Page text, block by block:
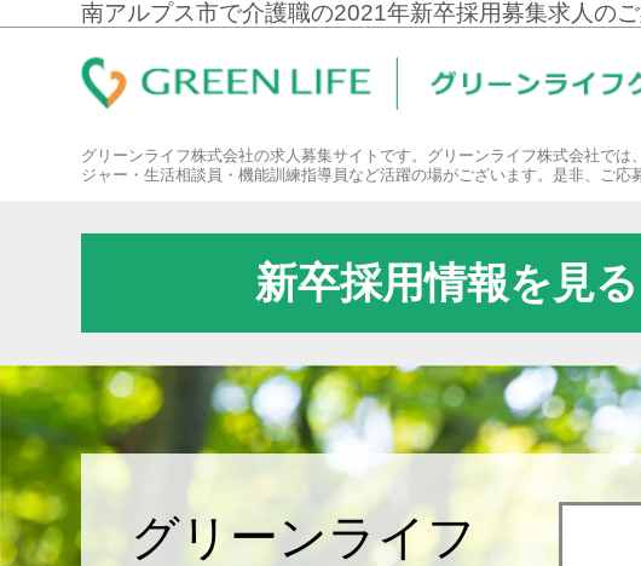
南アルプス市で介護職の2021年新卒採用募集求人の
グリーンライフ株式会社の求人募集サイトです。グリーンライフ株式会社で
ジャー・生活相談員・機能訓練指導員など活躍の場がございます。是非、ご応
新卒採用情報を見る
グリーンライフ